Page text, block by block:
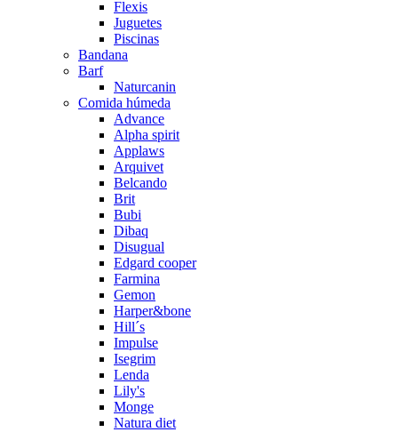
Flexis
Juguetes
Piscinas
Bandana
Barf
Naturcanin
Comida húmeda
Advance
Alpha spirit
Applaws
Arquivet
Belcando
Brit
Bubi
Dibaq
Disugual
Edgard cooper
Farmina
Gemon
Harper&bone
Hill´s
Impulse
Isegrim
Lenda
Lily's
Monge
Natura diet